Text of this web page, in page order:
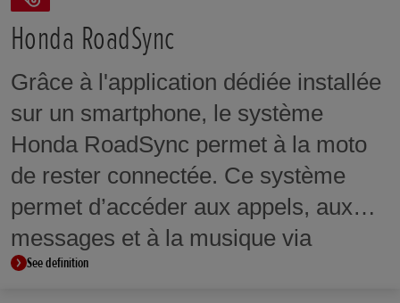
Honda RoadSync
Grâce à l'application dédiée installée
sur un smartphone, le système
Honda RoadSync permet à la moto
de rester connectée. Ce système
permet d’accéder aux appels, aux
messages et à la musique via
Bluetooth.
See definition